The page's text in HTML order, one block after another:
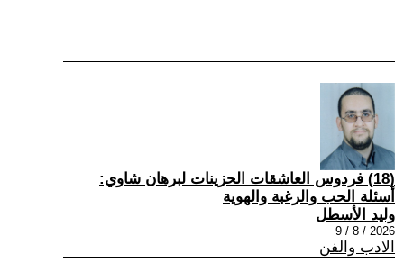
(18) فردوس العاشقات الحزينات لبرهان شاوي:
أسئلة الحب والرغبة والهوية
وليد الأسطل
2026 / 8 / 9
الادب والفن